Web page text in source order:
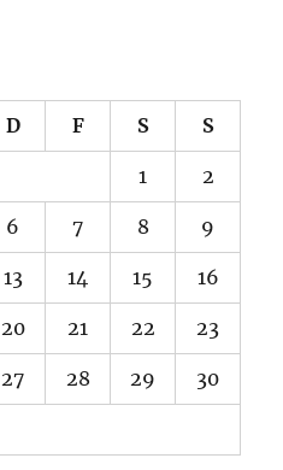
D F S S
1 2
6 7 8 9
13 14 15 16
20 21 22 23
27 28 29 30